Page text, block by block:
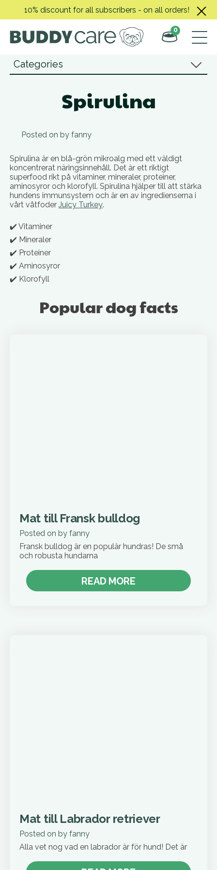
content
10% discount for all subscribers - on all orders!
0
Categories
Spirulina
Posted on by fanny
Spirulina är en blå-grön mikroalg med ett väldigt
koncentrerat näringsinnehåll. Det är ett riktigt
superfood rikt på vitaminer, mineraler, proteiner,
aminosyror och klorofyll. Spirulina hjälper till att stärka
hundens immunsystem och är en av ingredienserna i
vårt våtfoder Juicy Turkey.
✔️ Vitaminer
✔️ Mineraler
✔️ Proteiner
✔️ Aminosyror
✔️ Klorofyll
Popular dog facts
Mat till Fransk bulldog
Posted on by fanny
Fransk bulldog är en populär hundras! De små
och robusta hundarna
READ MORE
Mat till Labrador retriever
Posted on by fanny
Alla vet nog vad en labrador är för hund! Det är